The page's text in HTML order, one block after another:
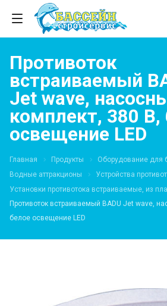
Противоток
встраиваемый
Jet wave,
комплект, 380 В,
освещение LED
Главная Продукты
Оборудование для
Водные аттракционы
Устройства
Установки противотока встраиваемые, из
Противоток встраиваемый BADU Jet wave,
белое освещение LED